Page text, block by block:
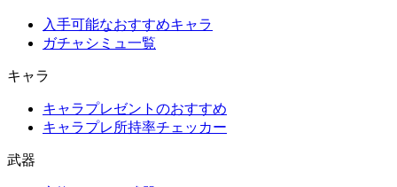
入手可能なおすすめキャラ
ガチャシミュ一覧
キャラ
キャラプレゼントのおすすめ
キャラプレ所持率チェッカー
武器